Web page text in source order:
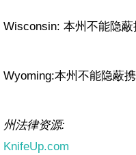
Wisconsin: 本州不能隐蔽
Wyoming:本州不能隐蔽
州法律资源:
KnifeUp.com